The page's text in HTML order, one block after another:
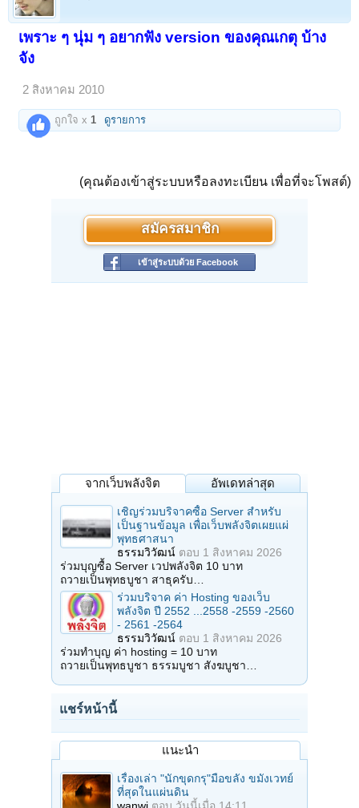
เพราะ ๆ นุ่ม ๆ อยากฟัง version ของคุณเกตุ บ้าง
จัง
2 สิงหาคม 2010
ถูกใจ x 1 ดูรายการ
(คุณต้องเข้าสู่ระบบหรือลงทะเบียน เพื่อที่จะโพสต์)
สมัครสมาชิก
เข้าสู่ระบบด้วย Facebook
จากเว็บพลังจิต อัพเดทล่าสุด
เชิญร่วมบริจาคซื้อ Server สำหรับ
เป็นฐานข้อมูล เพื่อเว็บพลังจิตเผยแผ่
พุทธศาสนา
ธรรมวิวัฒน์ ตอบ 1 สิงหาคม 2026
ร่วมบุญซื้อ Server เวปพลังจิต 10 บาท
ถวายเป็นพุทธบูชา สาธุครับ…
ร่วมบริจาค ค่า Hosting ของเว็บ
พลังจิต ปี 2552 ...2558 -2559 -2560
- 2561 -2564
ธรรมวิวัฒน์ ตอบ 1 สิงหาคม 2026
ร่วมทำบุญ ค่า hosting = 10 บาท
ถวายเป็นพุทธบูชา ธรรมบูชา สังฆบูชา…
แชร์หน้านี้
แนะนำ
เรื่องเล่า "นักขุดกรุ"มือขลัง ขมังเวทย์
ที่สุดในแผ่นดิน